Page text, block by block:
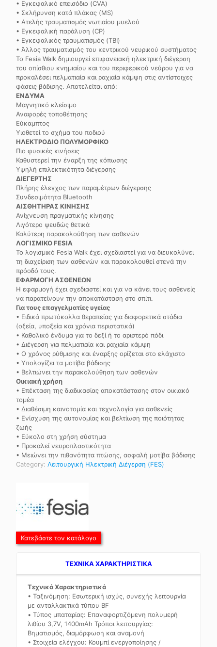
• Εγκεφαλικό επεισόδιο (CVA)
• Σκλήρυνση κατά πλάκας (MS)
• Ατελής τραυματισμός νωτιαίου μυελού
• Εγκεφαλική παράλυση (CP)
• Εγκεφαλικός τραυματισμός (TBI)
• Άλλος τραυματισμός του κεντρικού νευρικού συστήματος
Το Fesia Walk δημιουργεί επιφανειακή ηλεκτρική διέγερση
του οπίσθιου κνημιαίου και του περιφερικού νεύρου για να
προκαλέσει πελματιαία και ραχιαία κάμψη στις αντίστοιχες
φάσεις βάδισης. Αποτελείται από:
ΕΝΔΥΜΑ
Μαγνητικό κλείσιμο
Αναφορές τοποθέτησης
Εύκαμπτος
Υιοθετεί το σχήμα του ποδιού
ΗΛΕΚΤΡΟΔΙΟ ΠΟΛΥΜΟΡΦΙΚΟ
Πιο φυσικές κινήσεις
Καθυστερεί την έναρξη της κόπωσης
Υψηλή επιλεκτικότητα διέγερσης
ΔΙΕΓΕΡΤΗΣ
Πλήρης έλεγχος των παραμέτρων διέγερσης
Συνδεσιμότητα Bluetooth
ΑΙΣΘΗΤΗΡΑΣ ΚΙΝΗΣΗΣ
Ανίχνευση πραγματικής κίνησης
Λιγότερο ψευδώς θετικά
Καλύτερη παρακολούθηση των ασθενών
ΛΟΓΙΣΜΙΚΟ FESIA
Το λογισμικό Fesia Walk έχει σχεδιαστεί για να διευκολύνει
τη διαχείριση των ασθενών και παρακολουθεί στενά την
πρόοδό τους.
ΕΦΑΡΜΟΓΗ ΑΣΘΕΝΕΩΝ
Η εφαρμογή έχει σχεδιαστεί και για να κάνει τους ασθενείς
να παρατείνουν την αποκατάσταση στο σπίτι.
Για τους επαγγελματίες υγείας
• Ειδικά πρωτόκολλα θεραπείας για διαφορετικά στάδια
(οξεία, υποξεία και χρόνια περιστατικά)
• Καθολικό ένδυμα για το δεξί ή το αριστερό πόδι
• Διέγερση για πελματιαία και ραχιαία κάμψη
• Ο χρόνος ρύθμισης και έναρξης ορίζεται στο ελάχιστο
• Υπολογίζει τα μοτίβα βάδισης
• Βελτιώνει την παρακολούθηση των ασθενών
Οικιακή χρήση
• Επέκταση της διαδικασίας αποκατάστασης στον οικιακό
τομέα
• Διαθέσιμη καινοτομία και τεχνολογία για ασθενείς
• Ενίσχυση της αυτονομίας και βελτίωση της ποιότητας
ζωής
• Εύκολο στη χρήση σύστημα
• Προκαλεί νευροπλαστικότητα
• Μειώνει την πιθανότητα πτώσης, ασφαλή μοτίβα βάδισης
Category: Λειτουργική Ηλεκτρική Διέγερση (FES)
Κατεβάστε τον κατάλογο
TEXNIKA ΧΑΡΑΚΤΗΡΙΣΤΙΚΑ
Τεχνικά Χαρακτηριστικά
• Ταξινόμηση: Εσωτερική ισχύς, συνεχής λειτουργία
με ανταλλακτικά τύπου BF
• Τύπος μπαταρίας: Επαναφορτιζόμενη πολυμερή
λιθίου 3,7V, 1400mAh Τρόποι λειτουργίας:
Βηματισμός, διαμόρφωση και αναμονή
• Στοιχεία ελέγχου: Κουμπί ενεργοποίησης /